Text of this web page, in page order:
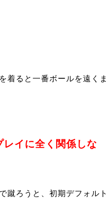
着ると一番ボールを遠くま
イに全く関係しな
蹴ろうと、初期デフォルト